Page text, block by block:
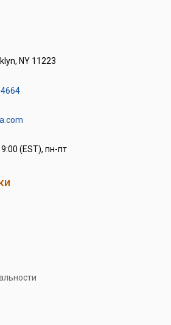
NY 11223
(EST), пн-пт